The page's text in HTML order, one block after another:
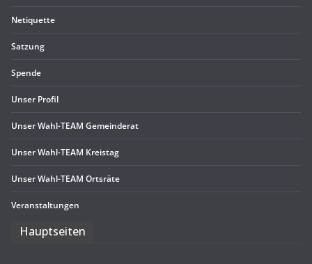
Neti­quette
Sat­zung
Spende
Unser Pro­fil
Unser Wahl-TEAM Gemeinderat
Unser Wahl-TEAM Kreistag
Unser Wahl-TEAM Ortsräte
Ver­an­stal­tun­gen
Haupt­sei­ten